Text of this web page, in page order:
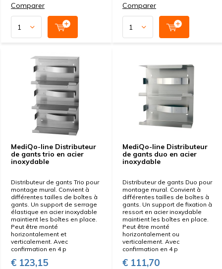
Comparer Comparer
MediQo-line Distributeur
de gants trio en acier
inoxydable
Distributeur de gants Trio pour
montage mural. Convient à
différentes tailles de boîtes à
gants. Un support de serrage
élastique en acier inoxydable
maintient les boîtes en place.
Peut être monté
horizontalement et
verticalement. Avec
confirmation en 4 p
€ 123,15
MediQo-line Distributeur
de gants duo en acier
inoxydable
Distributeur de gants Duo pour
montage mural. Convient à
différentes tailles de boîtes à
gants. Un support de fixation à
ressort en acier inoxydable
maintient les boîtes en place.
Peut être monté
horizontalement ou
verticalement. Avec
confirmation en 4 p
€ 111,70